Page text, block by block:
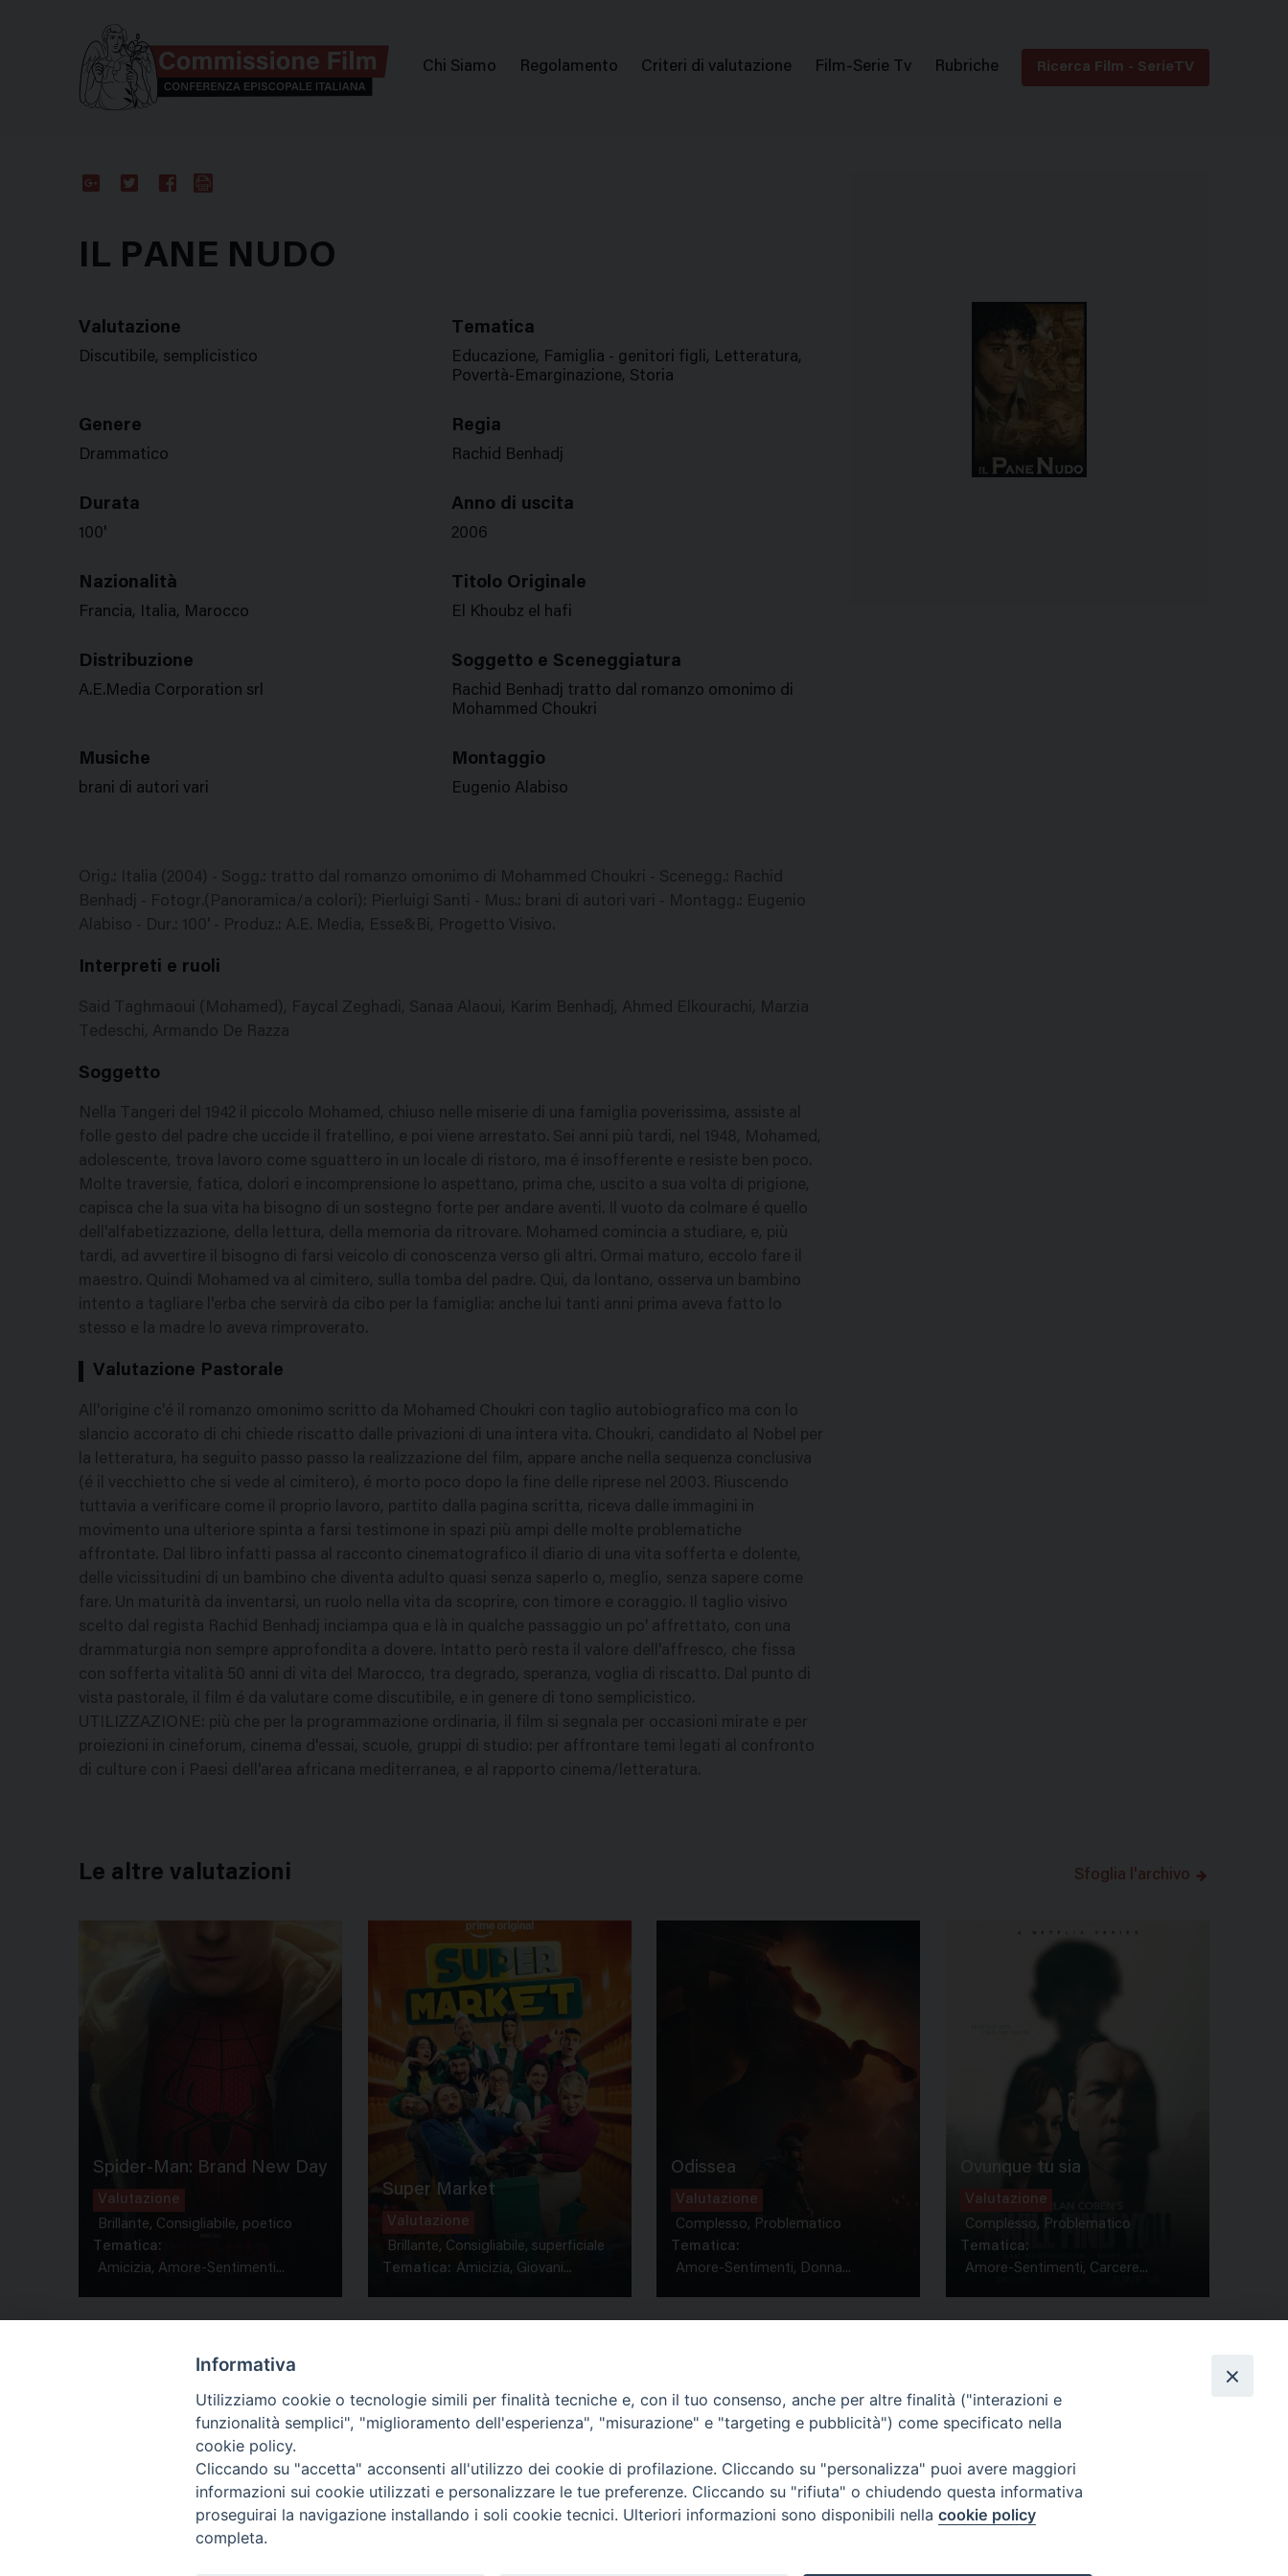
Menu
Chi Siamo Regolamento Criteri di valutazione Film-Serie Tv Rubriche Ricerca Film - SerieTV
IL PANE NUDO
Valutazione
Discutibile, semplicistico
Tematica
Educazione, Famiglia - genitori figli, Letteratura,
Povertà-Emarginazione, Storia
Genere
Drammatico
Regia
Rachid Benhadj
Durata
100'
Anno di uscita
2006
Nazionalità
Francia, Italia, Marocco
Titolo Originale
El Khoubz el hafi
Distribuzione
A.E.Media Corporation srl
Soggetto e Sceneggiatura
Rachid Benhadj tratto dal romanzo omonimo di
Mohammed Choukri
Musiche
brani di autori vari
Montaggio
Eugenio Alabiso
Orig.: Italia (2004) - Sogg.: tratto dal romanzo omonimo di Mohammed Choukri - Scenegg.: Rachid
Benhadj - Fotogr.(Panoramica/a colori): Pierluigi Santi - Mus.: brani di autori vari - Montagg.: Eugenio
Alabiso - Dur.: 100' - Produz.: A.E. Media, Esse&Bi, Progetto Visivo.
Interpreti e ruoli
Said Taghmaoui (Mohamed), Faycal Zeghadi, Sanaa Alaoui, Karim Benhadj, Ahmed Elkourachi, Marzia
Tedeschi, Armando De Razza
Soggetto
Nella Tangeri del 1942 il piccolo Mohamed, chiuso nelle miserie di una famiglia poverissima, assiste al
folle gesto del padre che uccide il fratellino, e poi viene arrestato. Sei anni più tardi, nel 1948, Mohamed,
adolescente, trova lavoro come sguattero in un locale di ristoro, ma é insofferente e resiste ben poco.
Molte traversie, fatica, dolori e incomprensione lo aspettano, prima che, uscito a sua volta di prigione,
capisca che la sua vita ha bisogno di un sostegno forte per andare aventi. Il vuoto da colmare é quello
dell'alfabetizzazione, della lettura, della memoria da ritrovare. Mohamed comincia a studiare, e, più
tardi, ad avvertire il bisogno di farsi veicolo di conoscenza verso gli altri. Ormai maturo, eccolo fare il
maestro. Quindi Mohamed va al cimitero, sulla tomba del padre. Qui, da lontano, osserva un bambino
intento a tagliare l'erba che servirà da cibo per la famiglia: anche lui tanti anni prima aveva fatto lo
stesso e la madre lo aveva rimproverato.
Valutazione Pastorale
All'origine c'é il romanzo omonimo scritto da Mohamed Choukri con taglio autobiografico ma con lo
slancio accorato di chi chiede riscatto dalle privazioni di una intera vita. Choukri, candidato al Nobel per
la letteratura, ha seguito passo passo la realizzazione del film, appare anche nella sequenza conclusiva
(é il vecchietto che si vede al cimitero), é morto poco dopo la fine delle riprese nel 2003. Riuscendo
tuttavia a verificare come il proprio lavoro, partito dalla pagina scritta, riceva dalle immagini in
movimento una ulteriore spinta a farsi testimone in spazi più ampi delle molte problematiche
affrontate. Dal libro infatti passa al racconto cinematografico il diario di una vita sofferta e dolente,
delle vicissitudini di un bambino che diventa adulto quasi senza saperlo o, meglio, senza sapere come
fare. Un maturità da inventarsi, un ruolo nella vita da scoprire, con timore e coraggio. Il taglio visivo
scelto dal regista Rachid Benhadj inciampa qua e là in qualche passaggio un po' affrettato, con una
drammaturgia non sempre approfondita a dovere. Intatto però resta il valore dell'affresco, che fissa
con sofferta vitalità 50 anni di vita del Marocco, tra degrado, speranza, voglia di riscatto. Dal punto di
vista pastorale, il film é da valutare come discutibile, e in genere di tono semplicistico.
UTILIZZAZIONE: più che per la programmazione ordinaria, il film si segnala per occasioni mirate e per
proiezioni in cineforum, cinema d'essai, scuole, gruppi di studio: per affrontare temi legati al confronto
di culture con i Paesi dell'area africana mediterranea, e al rapporto cinema/letteratura.
Le altre valutazioni Sfoglia l'archivo
Spider-Man: Brand New Day
Valutazione
Brillante, Consigliabile, poetico
Tematica:
Amicizia, Amore-Sentimenti...
Super Market
Valutazione
Brillante, Consigliabile, superficiale
Tematica: Amicizia, Giovani...
Odissea
Valutazione
Complesso, Problematico
Tematica:
Amore-Sentimenti, Donna...
Ovunque tu sia
Valutazione
Complesso, Problematico
Tematica:
Amore-Sentimenti, Carcere...
Contatti & Info
C.ne Aurelia, 50 – 00165 Roma Contatti
Credits
Scrivi a: cnvf@chiesacattolica.it
Privacy Policy
Informativa
Utilizziamo cookie o tecnologie simili per finalità tecniche e, con il tuo consenso, anche per altre finalità ("interazioni e
funzionalità semplici", "miglioramento dell'esperienza", "misurazione" e "targeting e pubblicità") come specificato nella
cookie policy.
Cliccando su "accetta" acconsenti all'utilizzo dei cookie di profilazione. Cliccando su "personalizza" puoi avere maggiori
informazioni sui cookie utilizzati e personalizzare le tue preferenze. Cliccando su "rifiuta" o chiudendo questa informativa
proseguirai la navigazione installando i soli cookie tecnici. Ulteriori informazioni sono disponibili nella cookie policy
completa.